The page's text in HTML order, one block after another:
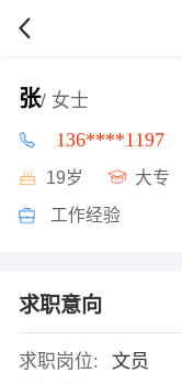
张/ 女士
136****1197
19岁 大专
工作经验
求职意向
求职岗位:
文员